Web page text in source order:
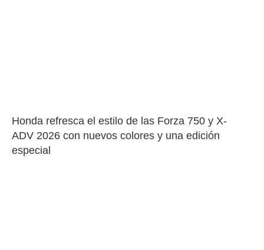
Honda refresca el estilo de las Forza 750 y X-
ADV 2026 con nuevos colores y una edición
especial